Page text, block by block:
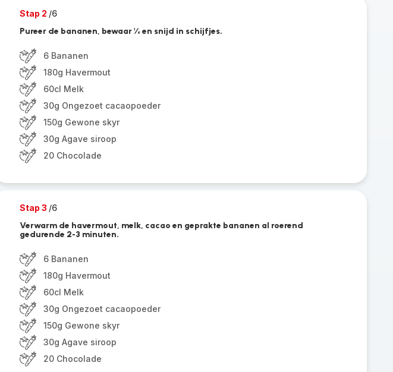
Stap 2 /6
Pureer de bananen, bewaar ¼ en snijd in schijfjes.
6 Bananen
180g Havermout
60cl Melk
30g Ongezoet cacaopoeder
150g Gewone skyr
30g Agave siroop
20 Chocolade
Stap 3 /6
Verwarm de havermout, melk, cacao en geprakte bananen al roerend
gedurende 2-3 minuten.
6 Bananen
180g Havermout
60cl Melk
30g Ongezoet cacaopoeder
150g Gewone skyr
30g Agave siroop
20 Chocolade